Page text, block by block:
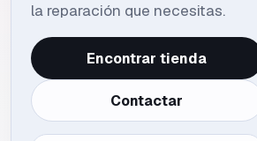
la reparación que necesitas.
Encontrar tienda
Contactar